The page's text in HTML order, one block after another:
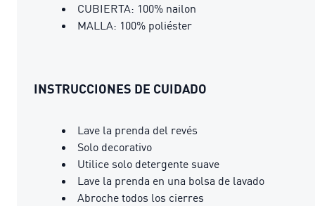
CUBIERTA: 100% nailon
MALLA: 100% poliéster
INSTRUCCIONES DE CUIDADO
Lave la prenda del revés
Solo decorativo
Utilice solo detergente suave
Lave la prenda en una bolsa de lavado
Abroche todos los cierres